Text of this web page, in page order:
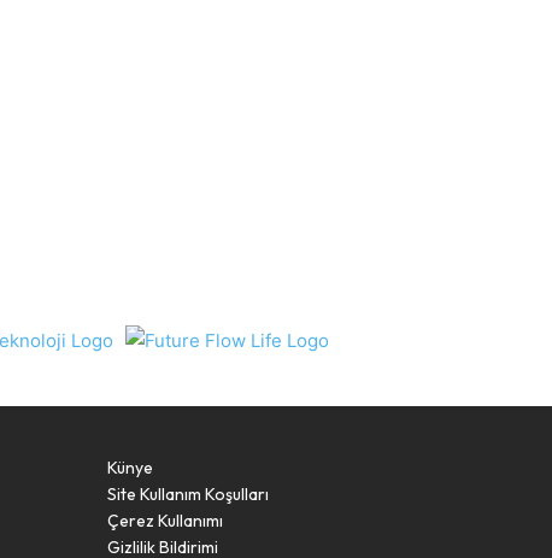
Künye
Site Kullanım Koşulları
Çerez Kullanımı
Gizlilik Bildirimi